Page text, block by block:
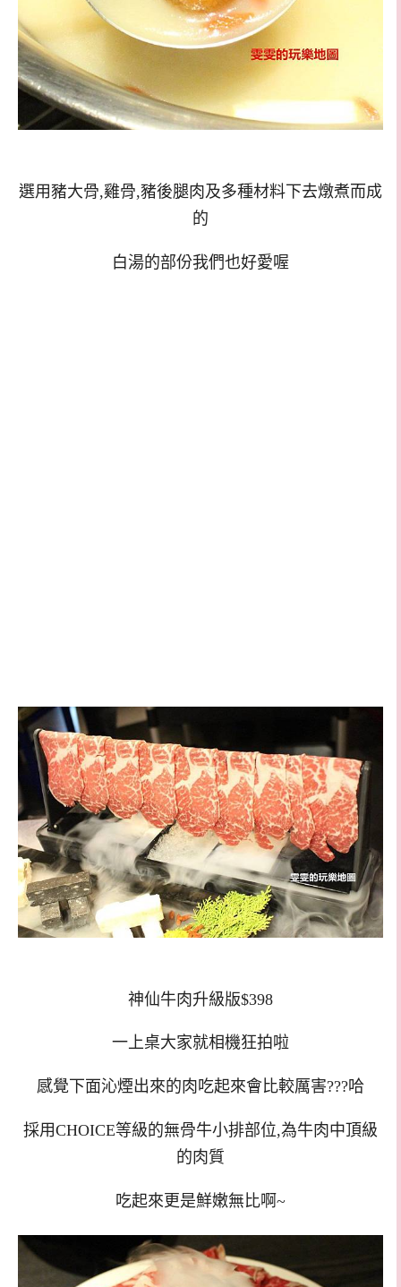
選用豬大骨,雞骨,豬後腿肉及多種材料下去燉煮而成
的
白湯的部份我們也好愛喔
神仙牛肉升級版$398
一上桌大家就相機狂拍啦
感覺下面沁煙出來的肉吃起來會比較厲害???哈
採用CHOICE等級的無骨牛小排部位,為牛肉中頂級
的肉質
吃起來更是鮮嫩無比啊~